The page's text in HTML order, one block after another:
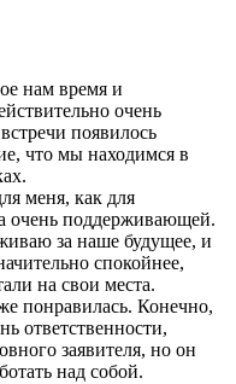
нам время и
очень
появилось
что мы находимся в
меня, как для
очень поддерживающей.
за наше будущее, и
спокойнее,
на свои места.
понравилась. Конечно,
ответственности,
заявителя, но он
над собой.